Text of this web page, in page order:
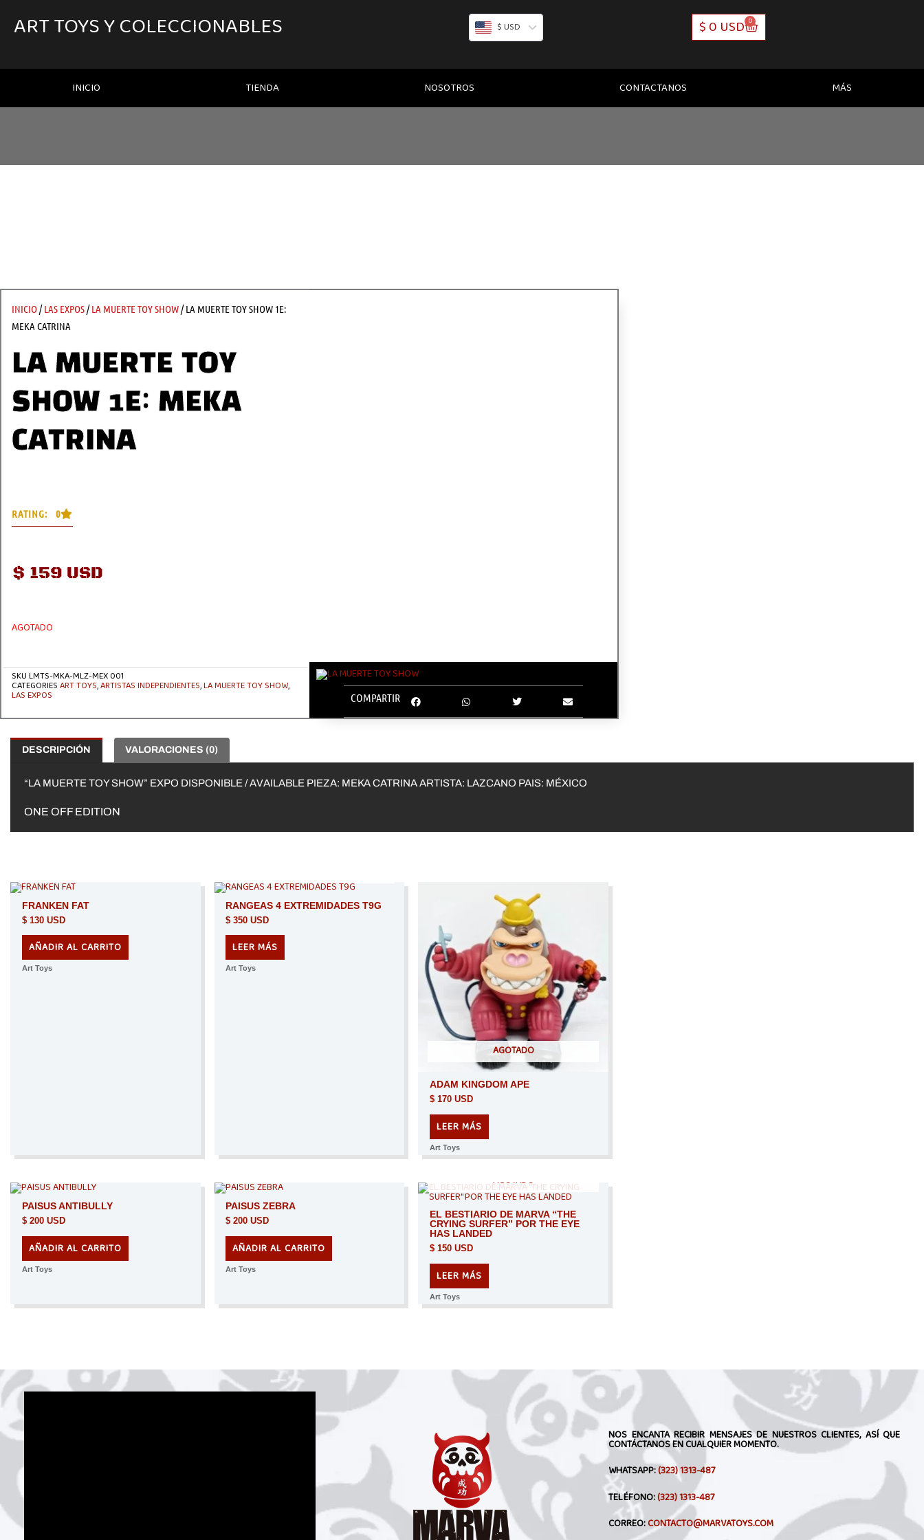
CONTENIDO
ART TOYS Y COLECCIONABLES $ USD $0 USD 0
CART
INICIO TIENDA NOSOTROS CONTACTANOS MÁS
INICIO/LAS EXPOS/LA MUERTE TOY SHOW/ LA MUERTE TOY SHOW 1E:
MEKA CATRINA
LA MUERTE TOY
SHOW 1E: MEKA
CATRINA
RATING: 0
$ 159 USD
AGOTADO
SKULMTS-MKA-MLZ-MEX 001
CATEGORIESART TOYS,ARTISTAS INDEPENDIENTES,LA MUERTE TOY SHOW,
LAS EXPOS COMPARTIR
DESCRIPCIÓN VALORACIONES (0)
“LA MUERTE TOY SHOW” EXPO DISPONIBLE / AVAILABLE PIEZA: MEKA CATRINA ARTISTA: LAZCANO PAIS: MÉXICO
ONE OFF EDITION
FRANKEN FAT
$130 USD
AÑADIR AL CARRITO
Art Toys
RANGEAS 4 EXTREMIDADES T9G
$ 350 USD
LEER MÁS
Art Toys
AGOTADO
ADAM KINGDOM APE
$ 170 USD
LEER MÁS
Art Toys
PAISUS ANTIBULLY
$200 USD
AÑADIR AL CARRITO
Art Toys
PAISUS ZEBRA
$ 200 USD
AÑADIR AL CARRITO
Art Toys
AGOTADO
EL BESTIARIO DE MARVA “THE
CRYING SURFER” POR THE EYE
HAS LANDED
$ 150 USD
LEER MÁS
Art Toys
NOS ENCANTA RECIBIR MENSAJES DE NUESTROS CLIENTES, ASÍ QUE
CONTÁCTANOS EN CUALQUIER MOMENTO.
WHATSAPP:(323) 1313-487
TELÉFONO:(323) 1313-487
CORREO:CONTACTO@MARVATOYS.COM